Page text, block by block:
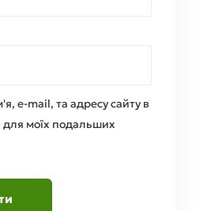
e-mail, та адресу сайту в
для моїх подальших